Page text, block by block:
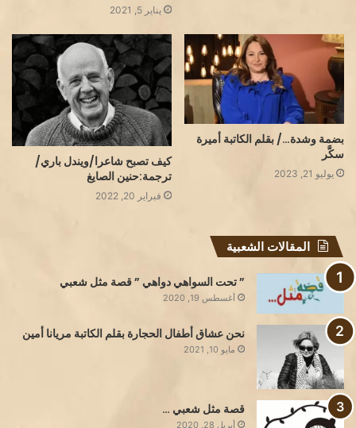
يناير 5, 2021
بضمة وشدة…/ بقلم الكاتبة أميرة
سكَّر
يوليو 21, 2023
كيف تصبح شاعرا/ويندل باري/
ترجمة:حنين الصايغ
فبراير 20, 2022
المقالات الشعبية
” تحت السواهي دواهي ” قصة مثل شعبي
أغسطس 19, 2020
نحن عشاق أطفال الحجارة بقلم الكاتبة مريانا أمين
مايو 10, 2021
قصة مثل شعبي …
أبريل 28, 2020